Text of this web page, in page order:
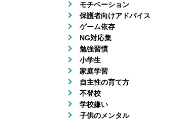
モチベーション
保護者向けアドバイス
ゲーム依存
NG対応集
勉強習慣
小学生
家庭学習
自主性の育て方
不登校
学校嫌い
子供のメンタル